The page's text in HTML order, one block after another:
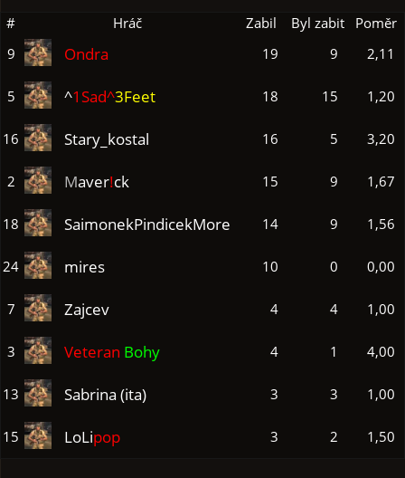
# Hráč Zabil Byl zabit
Poměr
9
Ondra 19 9 2,11
5 ^1Sad^3Feet 18 15 1,20
16 Stary_kostal 16 5 3,20
2 Maver!ck 15 9 1,67
18 SaimonekPindicekMore 14 9 1,56
24 mires 10 0 0,00
7 Zajcev 4 4 1,00
3 Veteran Bohy 4 1 4,00
13 Sabrina (ita) 3 3 1,00
15 LoLipop 3 2 1,50